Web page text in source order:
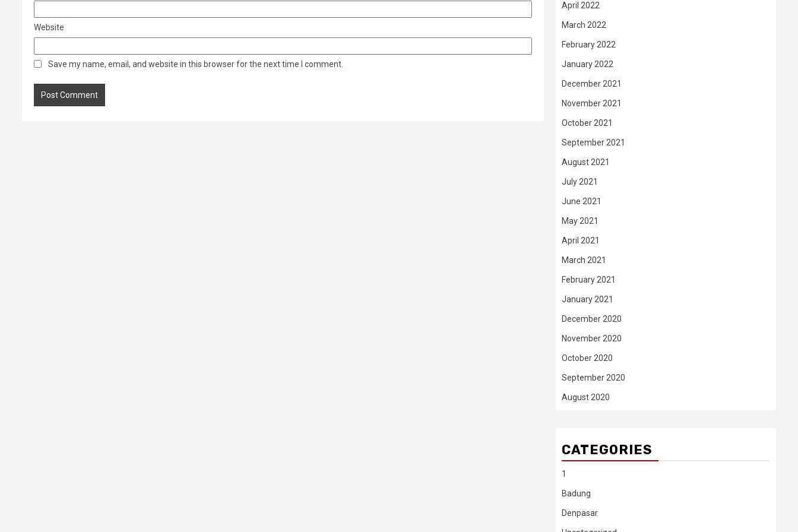
Website
Save my name, email, and website in this browser for the next time I comment.
April 2022
March 2022
February 2022
January 2022
December 2021
November 2021
October 2021
September 2021
August 2021
July 2021
June 2021
May 2021
April 2021
March 2021
February 2021
January 2021
December 2020
November 2020
October 2020
September 2020
August 2020
CATEGORIES
1
Badung
Denpasar